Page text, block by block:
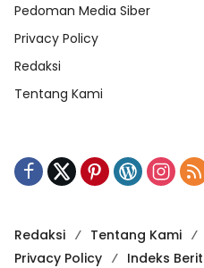
Pedoman Media Siber
Privacy Policy
Redaksi
Tentang Kami
Redaksi Tentang Kami
Privacy Policy
Indeks